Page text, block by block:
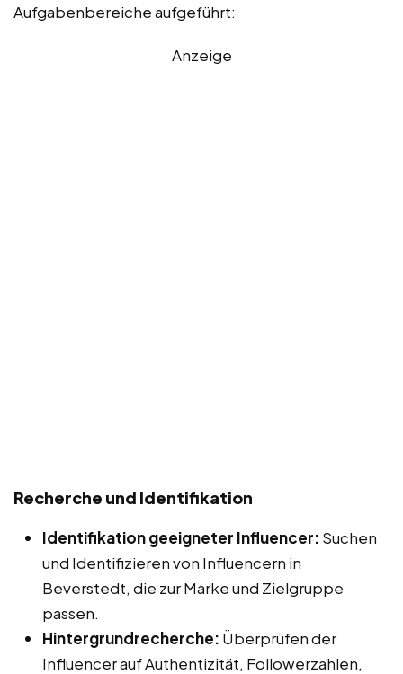
Aufgabenbereiche aufgeführt:
Anzeige
Recherche und Identifikation
Identifikation geeigneter Influencer: Suchen
und Identifizieren von Influencern in
Beverstedt, die zur Marke und Zielgruppe
passen.
Hintergrundrecherche: Überprüfen der
Influencer auf Authentizität, Followerzahlen,